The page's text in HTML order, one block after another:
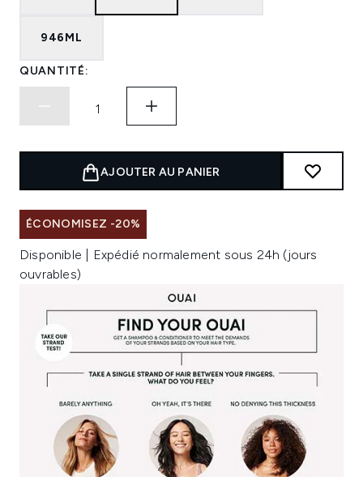
946ML
QUANTITÉ:
AJOUTER AU PANIER
ÉCONOMISEZ -20%
Disponible | Expédié normalement sous 24h (jours
ouvrables)